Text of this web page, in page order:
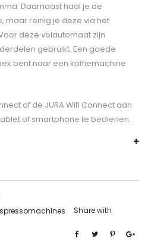
Daarnaast haal je de
maar reinig je deze via het
deze volautomaat zijn
gebruikt. Een goede
bent naar een koffiemachine
of de JURA Wifi Connect aan
of smartphone te bedienen.
Share with